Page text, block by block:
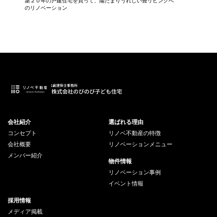
のリノベーション
会社紹介
コンセプト
会社概要
メンバー紹介
選ばれる理由
リノベ不動産の特徴
リノベーションメニュー
物件情報
リノベーション事例
イベント情報
採用情報
メディア掲載